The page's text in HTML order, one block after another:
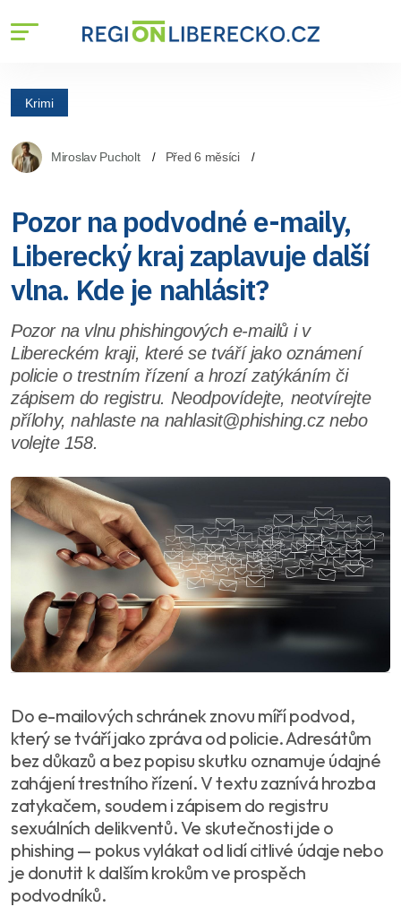
Krimi
Miroslav Pucholt Před 6 měsíci
Pozor na podvodné e-maily,
Liberecký kraj zaplavuje další
vlna. Kde je nahlásit?
Pozor na vlnu phishingových e-mailů i v
Libereckém kraji, které se tváří jako oznámení
policie o trestním řízení a hrozí zatýkáním či
zápisem do registru. Neodpovídejte, neotvírejte
přílohy, nahlaste na nahlasit@phishing.cz nebo
volejte 158.
Do e-mailových schránek znovu míří podvod,
který se tváří jako zpráva od policie. Adresátům
bez důkazů a bez popisu skutku oznamuje údajné
zahájení trestního řízení. V textu zaznívá hrozba
zatykačem, soudem i zápisem do registru
sexuálních delikventů. Ve skutečnosti jde o
phishing — pokus vylákat od lidí citlivé údaje nebo
je donutit k dalším krokům ve prospěch
podvodníků.